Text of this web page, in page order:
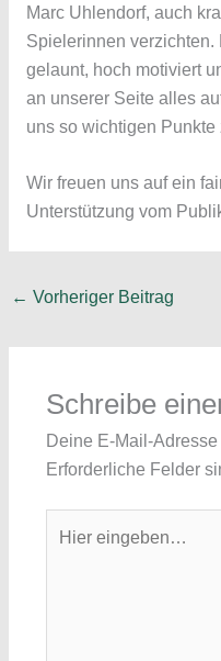
Marc Uhlendorf, auch
Spielerinnen verzichten.
gelaunt, hoch motiviert
an unserer Seite alles
uns so wichtigen Punkte
Wir freuen uns auf ein
Unterstützung vom
← Vorheriger Beitrag
Schreibe
Deine E-Mail-
Erforderliche Felder
eingeben…